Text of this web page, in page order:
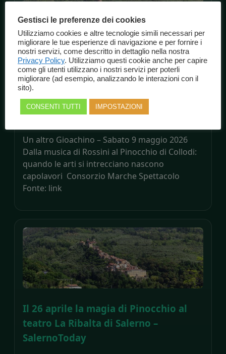
Un altro Gioachino – Sabato 9 maggio
2026 Dalla musica di Rossini al
Pinocchio di Collodi: quando le arti si
intrecciano nascono capolavori –
Consorzio Marche Spettacolo
Un altro Gioachino – Sabato 9 maggio 2026
Dalla musica di Rossini al Pinocchio di Collodi:
quando le arti si intrecciano nascono
capolavori Consorzio Marche Spettacolo
Fonte: link
Il 26 aprile la magia di Pinocchio al
teatro La Ribalta di Salerno –
SalernoToday
Gestisci le preferenze dei cookies
Utilizziamo cookies e altre tecnologie simili necessari per
migliorare le tue esperienze di navigazione e per fornire i
nostri servizi, come descritto in dettaglio nella nostra
Privacy Policy. Utilizziamo questi cookie anche per capire
come gli utenti utilizzano i nostri servizi per poterli
migliorare (ad esempio, analizzando le interazioni con il
sito).
CONSENTI TUTTI IMPOSTAZIONI